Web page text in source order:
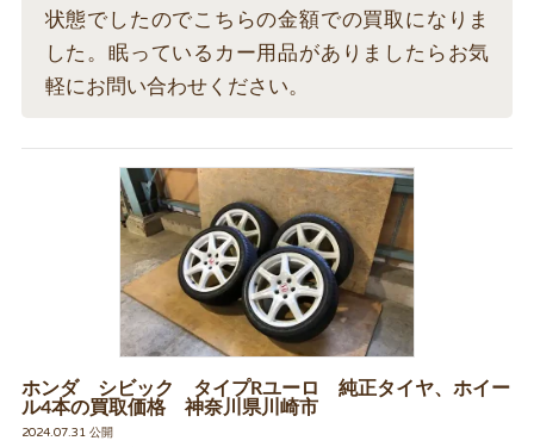
状態でしたのでこちらの金額での買取になりま
した。眠っているカー用品がありましたらお気
軽にお問い合わせください。
ホンダ シビック タイプRユーロ 純正タイヤ、ホイー
ル4本の買取価格 神奈川県川崎市
2024.07.31 公開